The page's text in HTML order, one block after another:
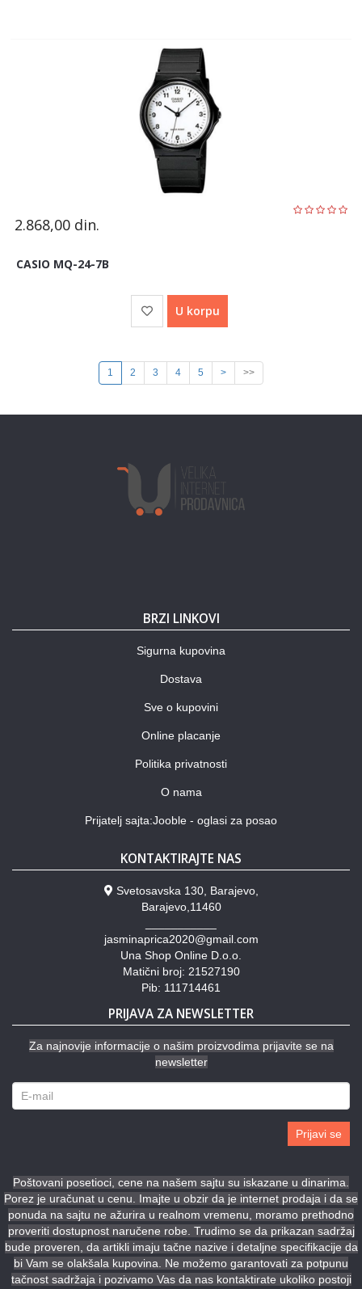
2.868,00 din.
CASIO MQ-24-7B
U korpu
1 2 3 4 5 > >>
BRZI LINKOVI
Sigurna kupovina
Dostava
Sve o kupovini
Online placanje
Politika privatnosti
O nama
Prijatelj sajta:Jooble - oglasi za posao
KONTAKTIRAJTE NAS
Svetosavska 130, Barajevo,
Barajevo,11460
jasminaprica2020@gmail.com
Una Shop Online D.o.o.
Matični broj: 21527190
Pib: 111714461
PRIJAVA ZA NEWSLETTER
Za najnovije informacije o našim proizvodima prijavite se na
newsletter
Prijavi se
Poštovani posetioci, cene na našem sajtu su iskazane u dinarima.
Porez je uračunat u cenu. Imajte u obzir da je internet prodaja i da se
ponuda na sajtu ne ažurira u realnom vremenu, moramo prethodno
proveriti dostupnost naručene robe. Trudimo se da prikazan sadržaj
bude proveren, da artikli imaju tačne nazive i detaljne specifikacije da
bi Vam se olakšala kupovina. Ne možemo garantovati za potpunu
tačnost sadržaja i pozivamo Vas da nas kontaktirate ukoliko postoji